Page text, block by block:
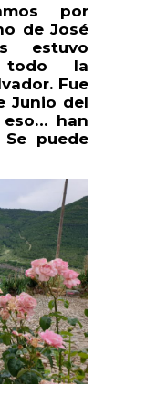
por
de José
estuvo
todo la
Fue
Junio del
eso… han
puede